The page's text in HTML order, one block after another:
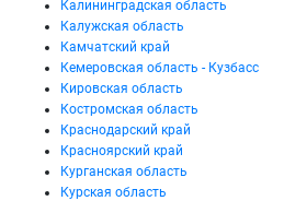
Калининградская область
Калужская область
Камчатский край
Кемеровская область - Кузбасс
Кировская область
Костромская область
Краснодарский край
Красноярский край
Курганская область
Курская область